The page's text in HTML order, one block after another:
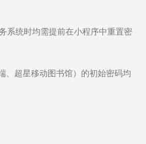
系统时均需提前在小程序中重置密
、超星移动图书馆）的初始密码均